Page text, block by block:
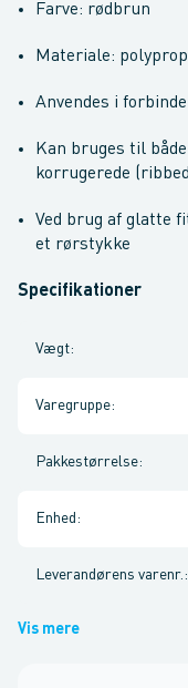
Farve: rødbrun
Materiale:
Anvendes i
Kan bruges til
korrugerede
Ved brug af glatte
et rørstykke
Specifikationer
Vægt:
Varegruppe:
Pakkestørrelse:
Enhed :
Leverandørens varenr. :
Vis mere